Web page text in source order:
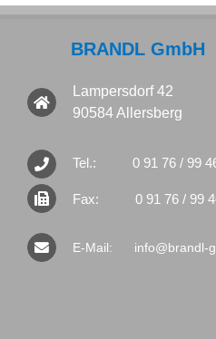
BRANDL GmbH
Lampersdorf 42
90584 Allersberg
Tel.: 0 91 76 / 99
Fax: 0 91 76 / 99
E-Mail: info@brandl-